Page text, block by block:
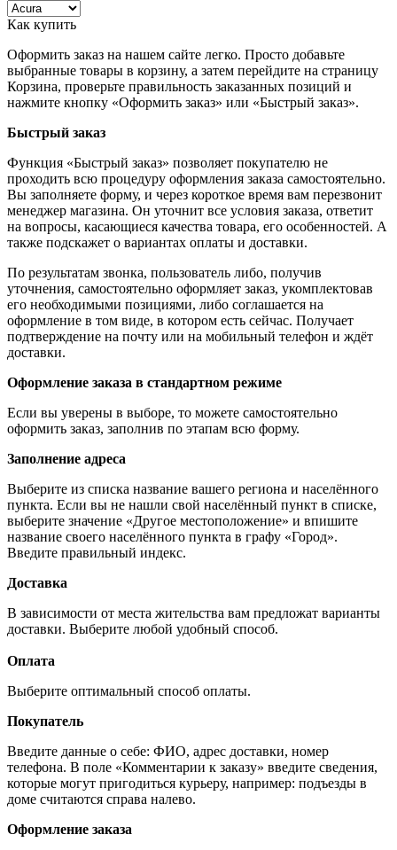
Как купить
Оформить заказ на нашем сайте легко. Просто добавьте
выбранные товары в корзину, а затем перейдите на страницу
Корзина, проверьте правильность заказанных позиций и
нажмите кнопку «Оформить заказ» или «Быстрый заказ».
Быстрый заказ
Функция «Быстрый заказ» позволяет покупателю не
проходить всю процедуру оформления заказа самостоятельно.
Вы заполняете форму, и через короткое время вам перезвонит
менеджер магазина. Он уточнит все условия заказа, ответит
на вопросы, касающиеся качества товара, его особенностей. А
также подскажет о вариантах оплаты и доставки.
По результатам звонка, пользователь либо, получив
уточнения, самостоятельно оформляет заказ, укомплектовав
его необходимыми позициями, либо соглашается на
оформление в том виде, в котором есть сейчас. Получает
подтверждение на почту или на мобильный телефон и ждёт
доставки.
Оформление заказа в стандартном режиме
Если вы уверены в выборе, то можете самостоятельно
оформить заказ, заполнив по этапам всю форму.
Заполнение адреса
Выберите из списка название вашего региона и населённого
пункта. Если вы не нашли свой населённый пункт в списке,
выберите значение «Другое местоположение» и впишите
название своего населённого пункта в графу «Город».
Введите правильный индекс.
Доставка
В зависимости от места жительства вам предложат варианты
доставки. Выберите любой удобный способ.
Оплата
Выберите оптимальный способ оплаты.
Покупатель
Введите данные о себе: ФИО, адрес доставки, номер
телефона. В поле «Комментарии к заказу» введите сведения,
которые могут пригодиться курьеру, например: подъезды в
доме считаются справа налево.
Оформление заказа